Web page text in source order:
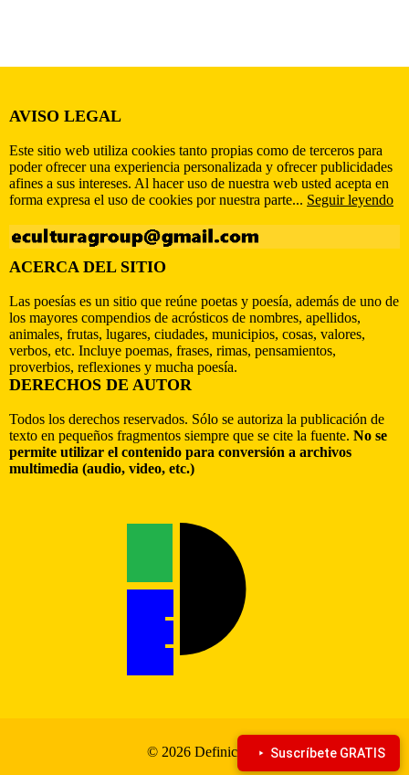
AVISO LEGAL
Este sitio web utiliza cookies tanto propias como de terceros para
poder ofrecer una experiencia personalizada y ofrecer publicidades
afines a sus intereses. Al hacer uso de nuestra web usted acepta en
forma expresa el uso de cookies por nuestra parte... Seguir leyendo
ACERCA DEL SITIO
Las poesías es un sitio que reúne poetas y poesía, además de uno de
los mayores compendios de acrósticos de nombres, apellidos,
animales, frutas, lugares, ciudades, municipios, cosas, valores,
verbos, etc. Incluye poemas, frases, rimas, pensamientos,
proverbios, reflexiones y mucha poesía.
DERECHOS DE AUTOR
Todos los derechos reservados. Sólo se autoriza la publicación de
texto en pequeños fragmentos siempre que se cite la fuente. No se
permite utilizar el contenido para conversión a archivos
multimedia (audio, video, etc.)
© 2026 Definiciona Suscríbete GRATIS